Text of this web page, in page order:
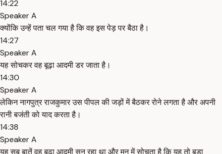
14:22
Speaker A
क्योंकि उन्हें पता चल गया है कि वह इस पेड़ पर बैठा है।
14:27
Speaker A
यह सोचकर वह बूढ़ा आदमी डर जाता है।
14:30
Speaker A
लेकिन नागपुत्र राजकुमार उस पीपल की जड़ों में बैठकर रोने लगता है और अपनी
रानी बजंती को याद करता है।
14:38
Speaker A
यह सब बातें वह बूढ़ा आदमी सुन रहा था और मन में सोचता है कि यह तो बड़ा